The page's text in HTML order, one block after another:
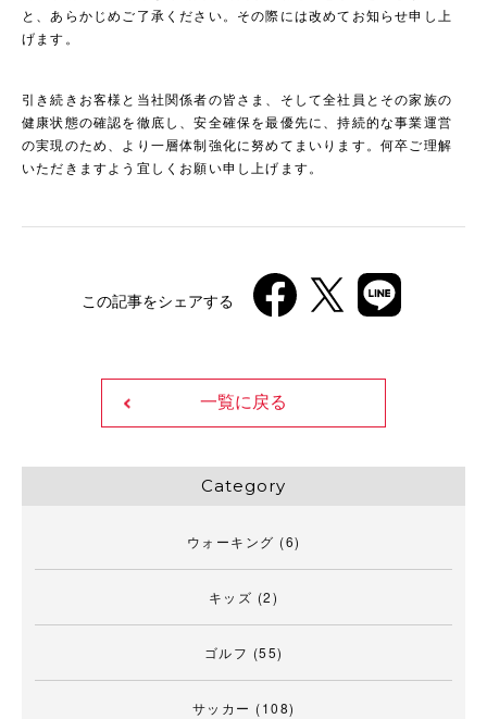
と、あらかじめご了承ください。その際には改めてお知らせ申し上
げます。
引き続きお客様と当社関係者の皆さま、そして全社員とその家族の
健康状態の確認を徹底し、安全確保を最優先に、持続的な事業運営
の実現のため、より一層体制強化に努めてまいります。何卒ご理解
いただきますよう宜しくお願い申し上げます。
この記事をシェアする
一覧に戻る
Category
ウォーキング (6)
キッズ (2)
ゴルフ (55)
サッカー (108)